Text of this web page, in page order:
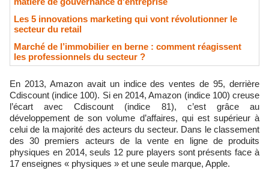
Les 5 innovations marketing qui vont révolutionner le
secteur du retail
Marché de l’immobilier en berne : comment réagissent
les professionnels du secteur ?
En 2013, Amazon avait un indice des ventes de 95, derrière
Cdiscount (indice 100). Si en 2014, Amazon (indice 100) creuse
l’écart avec Cdiscount (indice 81), c’est grâce au
développement de son volume d’affaires, qui est supérieur à
celui de la majorité des acteurs du secteur. Dans le classement
des 30 premiers acteurs de la vente en ligne de produits
physiques en 2014, seuls 12 pure players sont présents face à
17 enseignes « physiques » et une seule marque, Apple.